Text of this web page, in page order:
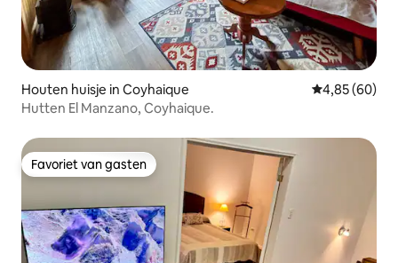
Houten huisje in Coyhaique Gemiddelde
4,85 (60)
Hutten El Manzano, Coyhaique.
Favoriet van gasten
Favoriet van gasten